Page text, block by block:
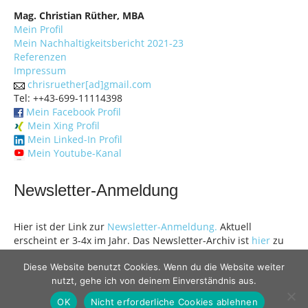
Mag. Christian Rüther, MBA
Mein Profil
Mein Nachhaltigkeitsbericht 2021-23
Referenzen
Impressum
chrisruether[ad]gmail.com
Tel: ++43-699-11114398
Mein Facebook Profil
Mein Xing Profil
Mein Linked-In Profil
Mein Youtube-Kanal
Newsletter-Anmeldung
Hier ist der Link zur Newsletter-Anmeldung. Aktuell
erscheint er 3-4x im Jahr. Das Newsletter-Archiv ist hier zu
finden.
Diese Website benutzt Cookies. Wenn du die Website weiter
nutzt, gehe ich von deinem Einverständnis aus.
OK
Nicht erforderliche Cookies ablehnen